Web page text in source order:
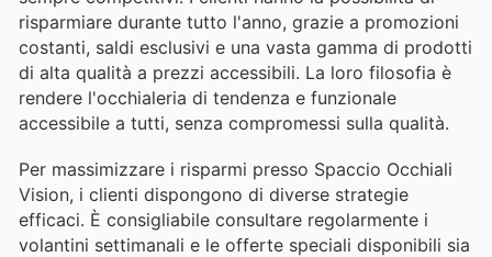
risparmiare durante tutto l'anno, grazie a promozioni
costanti, saldi esclusivi e una vasta gamma di prodotti
di alta qualità a prezzi accessibili. La loro filosofia è
rendere l'occhialeria di tendenza e funzionale
accessibile a tutti, senza compromessi sulla qualità.
Per massimizzare i risparmi presso Spaccio Occhiali
Vision, i clienti dispongono di diverse strategie
efficaci. È consigliabile consultare regolarmente i
volantini settimanali e le offerte speciali disponibili sia